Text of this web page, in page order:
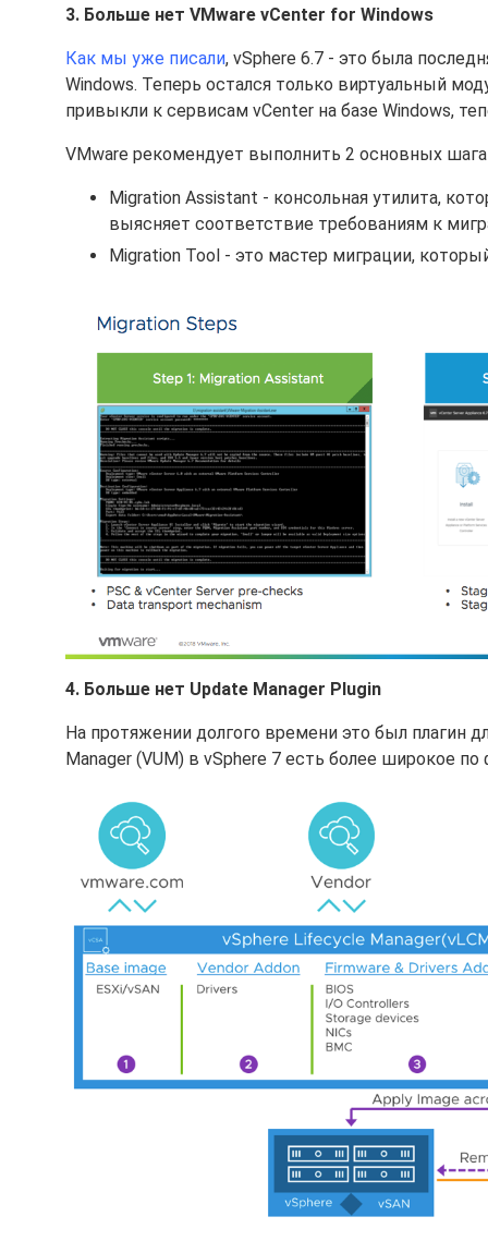
3. Больше нет VMware vCenter for Windows
Как мы уже писали, vSphere 6.7 - это была
Windows. Теперь остался только виртуальный
привыкли к сервисам vCenter на базе Windows,
VMware рекомендует выполнить 2 основных шага
Migration Assistant - консольная утилита,
выясняет соответствие требованиям к
Migration Tool - это мастер миграции,
4. Больше нет Update Manager Plugin
На протяжении долгого времени это был плагин
Manager (VUM) в vSphere 7 есть более широкое